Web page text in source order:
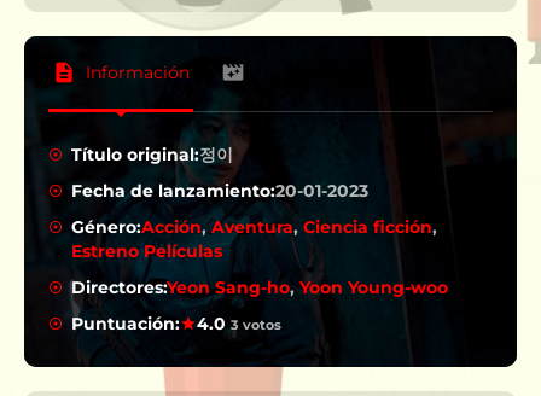
Información
Título original:정이
Fecha de lanzamiento:20-01-2023
Género:Acción,Aventura,Ciencia ficción,
Estreno Películas
Directores:Yeon Sang-ho,Yoon Young-woo
Puntuación:
4.0 3 votos